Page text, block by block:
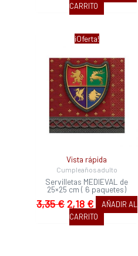
CARRITO
¡Oferta!
Vista rápida
Cumpleaños adulto
Servilletas MEDIEVAL de
25×25 cm ( 6 paquetes)
3,35€
El
original
era:
3,35 €.
2,18 €
El
actual
es:
2,18 €.
AÑADIR AL
CARRITO